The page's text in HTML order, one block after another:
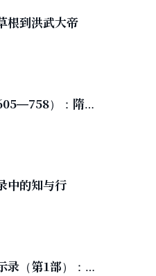
根到洪武大帝
）：隋
的暗伤
中的知与行
录（第1部）：